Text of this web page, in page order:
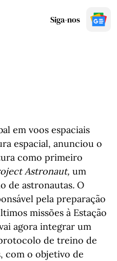
Siga-nos
em voos espaciais
espacial, anunciou o
como primeiro
Astronaut, um
de astronautas. O
pela preparação
missões à Estação
agora integrar um
de treino de
com o objetivo de